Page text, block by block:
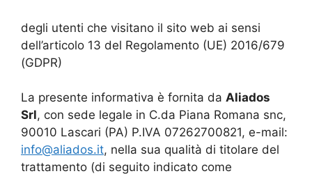
degli utenti che visitano il sito web ai sensi
dell’articolo 13 del Regolamento (UE) 2016/679
(GDPR)
La presente informativa è fornita da Aliados
Srl, con sede legale in C.da Piana Romana snc,
90010 Lascari (PA) P.IVA 07262700821, e-mail:
info@aliados.it, nella sua qualità di titolare del
trattamento (di seguito indicato come